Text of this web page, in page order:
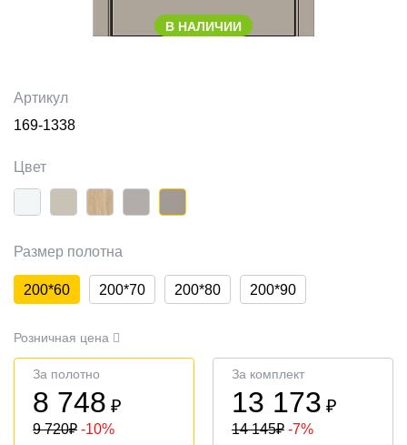
В НАЛИЧИИ
Артикул
169-1338
Цвет
Размер полотна
200*60 200*70 200*80 200*90
Розничная цена
За полотно
8 748 ₽
9 720₽ -10%
За комплект
13 173 ₽
14 145₽ -7%